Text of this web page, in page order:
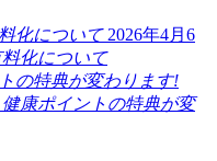
2026年4月6
化について
康ポイントの特典が変